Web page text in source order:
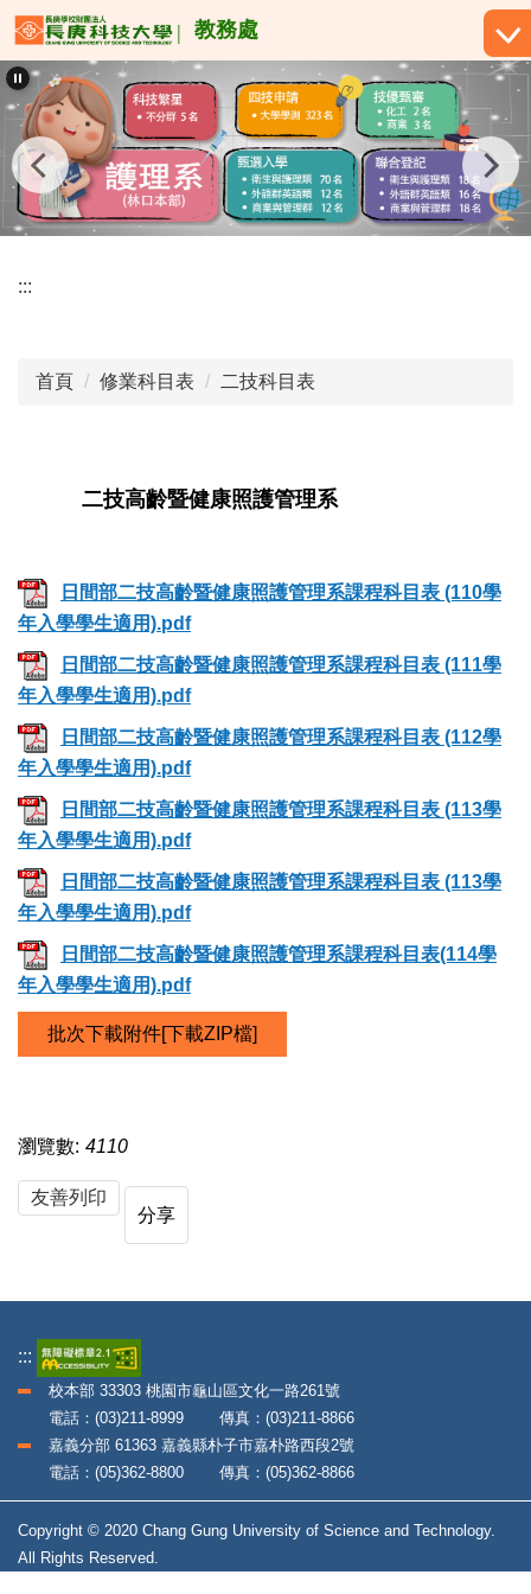
跳
到
主
要
內
容
區
教務處
:::
首頁 修業科目表 二技科目表
二技高齡暨健康照護管理系
日間部二技高齡暨健康照護管理系課程科目表 (110學
年入學學生適用).pdf
日間部二技高齡暨健康照護管理系課程科目表 (111學
年入學學生適用).pdf
日間部二技高齡暨健康照護管理系課程科目表 (112學
年入學學生適用).pdf
日間部二技高齡暨健康照護管理系課程科目表 (113學
年入學學生適用).pdf
日間部二技高齡暨健康照護管理系課程科目表 (113學
年入學學生適用).pdf
日間部二技高齡暨健康照護管理系課程科目表(114學
年入學學生適用).pdf
批次下載附件[下載ZIP檔]
瀏覽數: 4110
友善列印
分享
:::
校本部 33303 桃園市龜山區文化一路261號
電話：(03)211-8999 傳真：(03)211-8866
嘉義分部 61363 嘉義縣朴子市嘉朴路西段2號
電話：(05)362-8800 傳真：(05)362-8866
Copyright © 2020 Chang Gung University of Science and Technology.
All Rights Reserved.